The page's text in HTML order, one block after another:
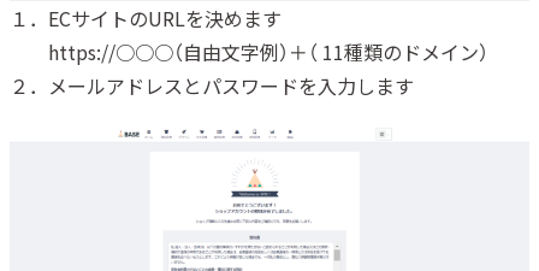
１．ECサイトのURLを決めます
https://○○○（自由文字例）＋（ 11種類のドメイン）
２．メールアドレスとパスワードを入力します